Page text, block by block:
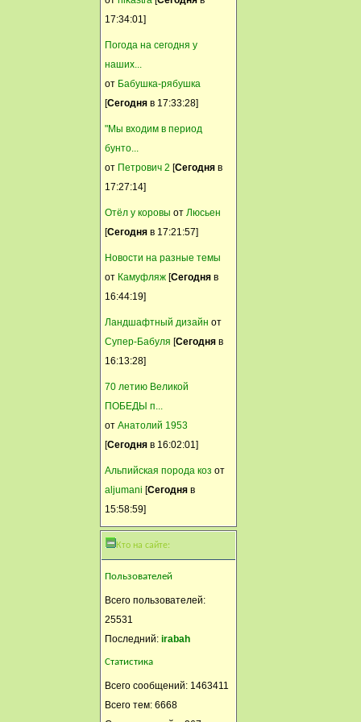
к 70 летию победы ? Разве
Svetik
14 Март, 2015, 00:28:28
Хоть бы кто то отсемафорил.
...
Никуша
13 Март, 2015, 21:55:41
...и затаились
Камуфляж
12 Март, 2015, 16:49:34
Они рассредоточились.
Никуша
переселенцы с Украины? Что
то темы не вижу. Всё с ними в
порядке?
Svetik
11 Март, 2015, 20:51:42
11 Март, 2015, 20:18:20
В Москве 13-14 было.
Tanechka1962
11 Март, 2015, 19:49:45
А у нас + 15
17:34:01]
Погода на сегодня у
наших...
от Бабушка-рябушка
[Сегодня в 17:33:28]
"Мы входим в период
бунто...
от Петрович 2 [Сегодня в
17:27:14]
Отёл у коровы от Люсьен
[Сегодня в 17:21:57]
Новости на разные темы
от Камуфляж [Сегодня в
16:44:19]
Ландшафтный дизайн от
Супер-Бабуля [Сегодня в
16:13:28]
70 летию Великой
ПОБЕДЫ п...
от Анатолий 1953
[Сегодня в 16:02:01]
Альпийская порода коз от
aljumani [Сегодня в
15:58:59]
Кто на сайте:
Пользователей
Всего пользователей:
25531
Последний: irabah
Статистика
Всего сообщений: 1463411
Всего тем: 6668